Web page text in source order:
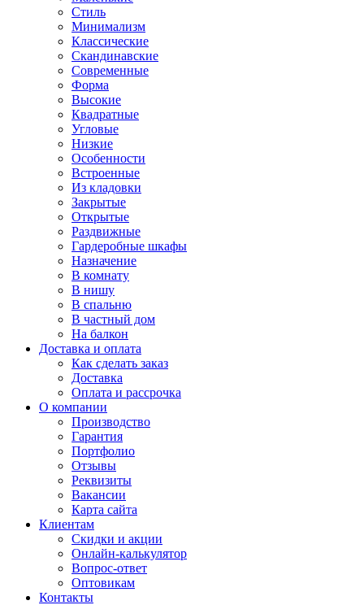
Стиль
Минимализм
Классические
Скандинавские
Современные
Форма
Высокие
Квадратные
Угловые
Низкие
Особенности
Встроенные
Из кладовки
Закрытые
Открытые
Раздвижные
Гардеробные шкафы
Назначение
В комнату
В нишу
В спальню
В частный дом
На балкон
Доставка и оплата
Как сделать заказ
Доставка
Оплата и рассрочка
О компании
Производство
Гарантия
Портфолио
Отзывы
Реквизиты
Вакансии
Карта сайта
Клиентам
Скидки и акции
Онлайн-калькулятор
Вопрос-ответ
Оптовикам
Контакты